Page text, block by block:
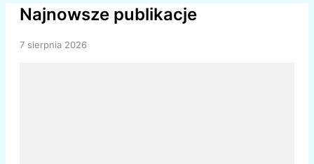
Najnowsze publikacje
7 sierpnia 2026